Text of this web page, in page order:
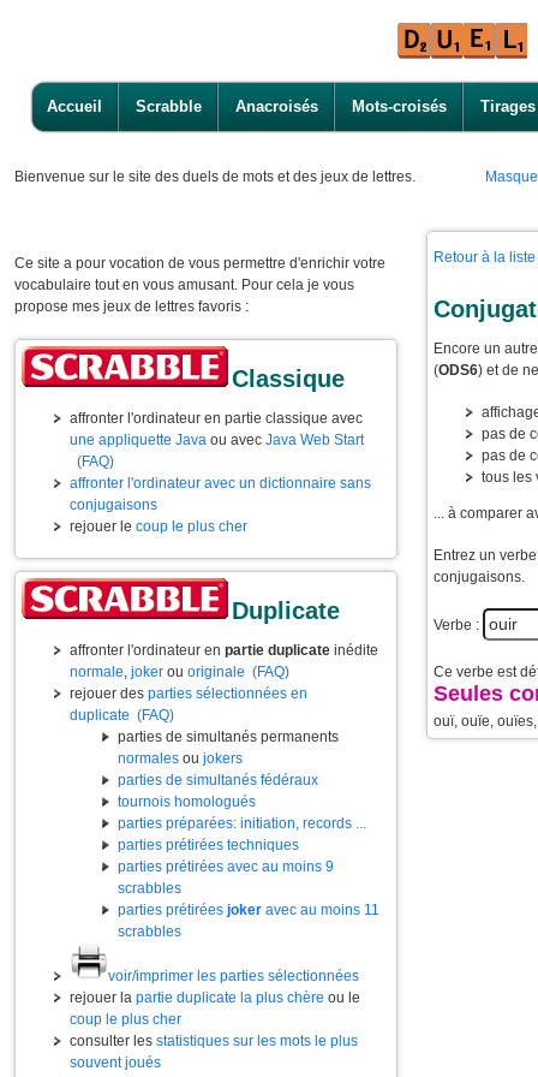
Accueil Scrabble Anacroisés Mots-croisés Tirages
Bienvenue sur le site des duels de mots et des jeux de lettres.
Ce site a pour vocation de vous permettre d'enrichir votre
vocabulaire tout en vous amusant. Pour cela je vous
propose mes jeux de lettres favoris :
Classique
affronter l'ordinateur en partie classique avec
une appliquette Java ou avec Java Web Start
(FAQ)
affronter l'ordinateur avec un dictionnaire sans
conjugaisons
rejouer le coup le plus cher
Duplicate
affronter l'ordinateur en partie duplicate inédite
normale, joker ou originale (FAQ)
rejouer des parties sélectionnées en
duplicate (FAQ)
parties de simultanés permanents
normales ou jokers
parties de simultanés fédéraux
tournois homologués
parties préparées: initiation, records ...
parties prétirées techniques
parties prétirées avec au moins 9
scrabbles
parties prétirées joker avec au moins 11
scrabbles
voir/imprimer les parties sélectionnées
rejouer la partie duplicate la plus chère ou le
coup le plus cher
consulter les statistiques sur les mots le plus
souvent joués
Retour à la
Encore un
(ODS6) et de
pas de
pas de
tous les
... à comparer
Entrez un
conjugaisons.
Verbe :
Ce verbe est
Seules
ouï, ouïe,